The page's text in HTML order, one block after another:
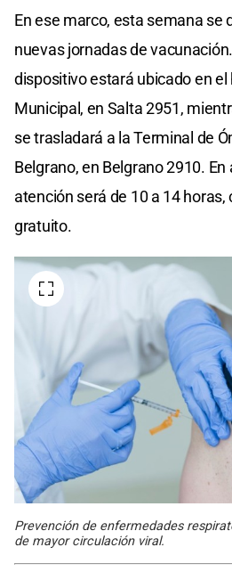
En ese marco, esta semana se
nuevas jornadas de
dispositivo estará ubicado en el
Municipal, en Salta 2951,
se trasladará a la Terminal de
Belgrano, en Belgrano 2910.
atención será de 10 a 14 horas,
gratuito.
Prevención de enfermedades
de mayor circulación viral.